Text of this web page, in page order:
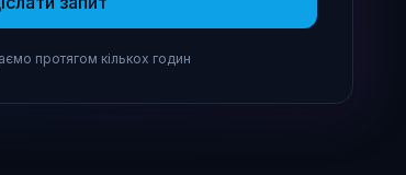
протягом кількох годин